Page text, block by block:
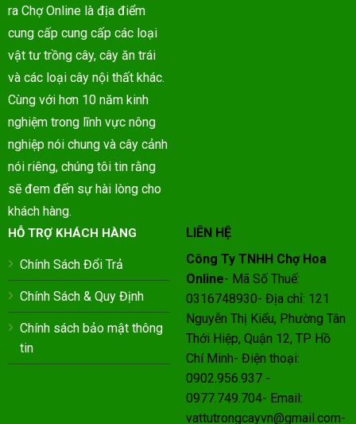
ra Chợ Online là địa điểm
cung cấp cung cấp các loại
vật tư trồng cây, cây ăn trái
và các loại cây nội thất khác.
Cùng với hơn 10 năm kinh
nghiệm trong lĩnh vực nông
nghiệp nói chung và cây cảnh
nói riêng, chúng tôi tin rằng
sẽ đem đến sự hài lòng cho
khách hàng.
HỖ TRỢ KHÁCH HÀNG
Chính Sách Đổi Trả
Chính Sách & Quy Định
Chính sách bảo mật thông
tin
LIÊN HỆ
Công Ty TNHH Chợ Hoa
Online- Mã Số Thuế:
0316748930- Địa chỉ: 121
Nguyễn Thị Kiểu, Phường Tân
Thới Hiệp, Quận 12, TP Hồ
Chí Minh- Điện thoại:
0902.956.937 -
0977.749.704- Email:
vattutrongcayvn@gmail.com-